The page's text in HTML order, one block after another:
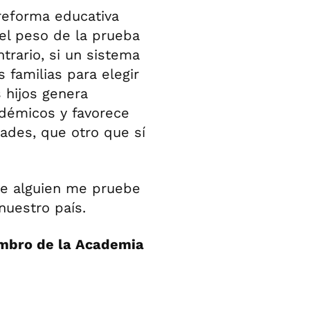
educativa
peso de la prueba
si un sistema
familias para elegir
hijos genera
y favorece
que otro que sí
alguien me pruebe
país.
de la Academia